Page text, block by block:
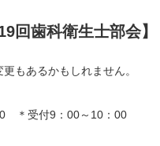
回歯科衛生士部会】
もあるかもしれません。
＊受付9：00～10：00